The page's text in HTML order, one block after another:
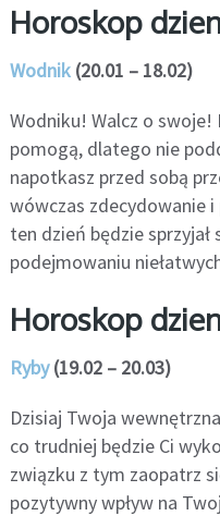
Horoskop
Wodnik(20.01 – 18.02)
Wodniku! Walcz o
pomogą, dlatego nie
napotkasz przed sobą
wówczas zdecydowanie
ten dzień będzie
podejmowaniu
Horoskop
Ryby(19.02 – 20.03)
Dzisiaj Twoja
co trudniej będzie Ci
związku z tym zaopatrz
pozytywny wpływ na